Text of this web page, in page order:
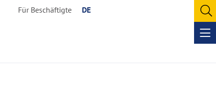
Für Beschäftigte DE